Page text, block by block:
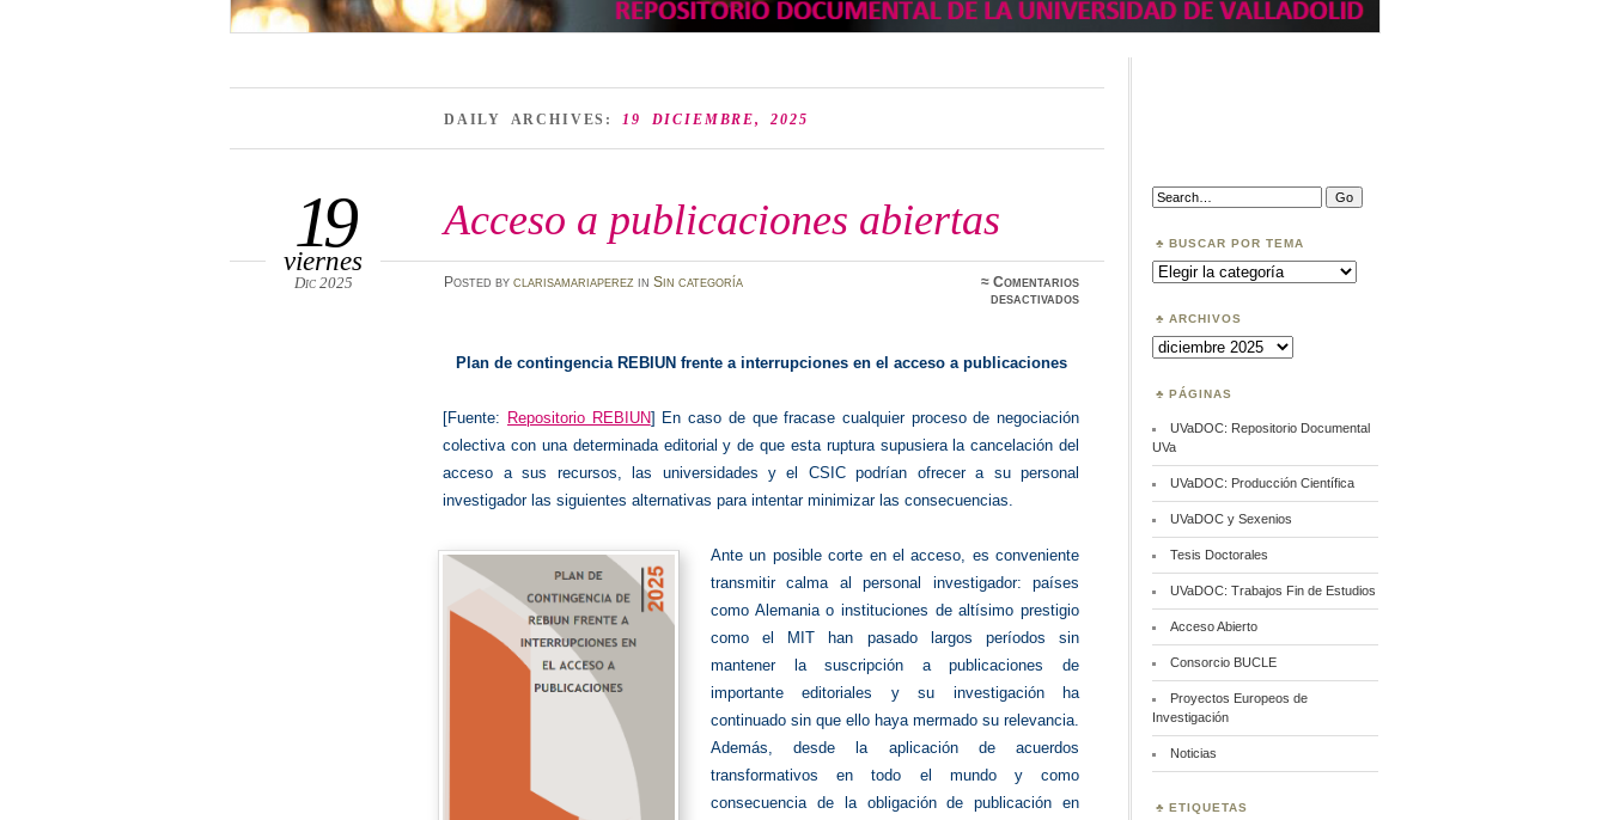
DAILY ARCHIVES:19 DICIEMBRE, 2025
Acceso a publicaciones abiertas
19
viernes
Dic 2025 Posted by clarisamariaperezin Sin categoría ≈Comentarios
desactivadosen
publicaciones
Plan de contingencia REBIUN frente a interrupciones en el acceso a publicaciones
[Fuente: Repositorio REBIUN] En caso de que fracase cualquier proceso de negociación
colectiva con una determinada editorial y de que esta ruptura supusiera la cancelación del
acceso a sus recursos, las universidades y el CSIC podrían ofrecer a su personal
investigador las siguientes alternativas para intentar minimizar las consecuencias.
Ante un posible corte en el acceso, es conveniente
transmitir calma al personal investigador:países
como Alemania o instituciones de altísimo prestigio
como el MIT han pasado largos períodos sin
mantener la suscripción a publicaciones de
importante editoriales y su investigación ha
continuado sin que ello haya mermado su relevancia.
Además, desde la aplicación de acuerdos
transformativos en todo el mundo y como
consecuencia de la obligación de publicación en
Search:
BUSCAR POR TEMA
Buscar
por
ARCHIVOS
Archivos
PÁGINAS
UVaDOC: Repositorio Documental
UVa
UVaDOC: Producción Científica
UVaDOC y Sexenios
Tesis Doctorales
UVaDOC: Trabajos Fin de Estudios
Acceso Abierto
Consorcio BUCLE
Proyectos Europeos de
Investigación
Noticias
ETIQUETAS